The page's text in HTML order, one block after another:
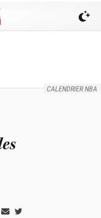
CALENDRIER NBA